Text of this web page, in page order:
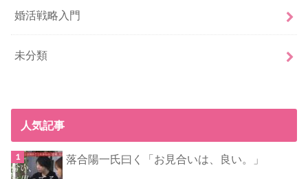
婚活戦略入門
未分類
人気記事
落合陽一氏曰く「お見合いは、良い。」